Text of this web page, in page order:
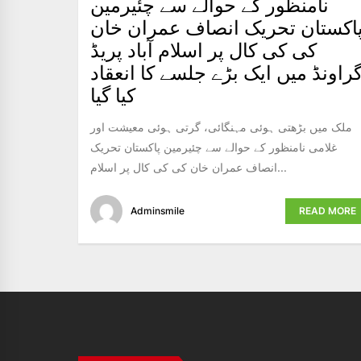
تحریک انصاف عمران خان
کی کی کال پر اسلام آباد پریڈ
میں ایک بڑے جلسے کا انعقاد
کیا گیا
ملک میں بڑھتی ہوئی مہنگائی، گرتی ہوئی معیشت اور
غلامی نامنظور کے حوالے سے چئیرمین پاکستان تحریک
انصاف عمران خان کی کی کال پر اسلام...
Adminsmile READ MORE